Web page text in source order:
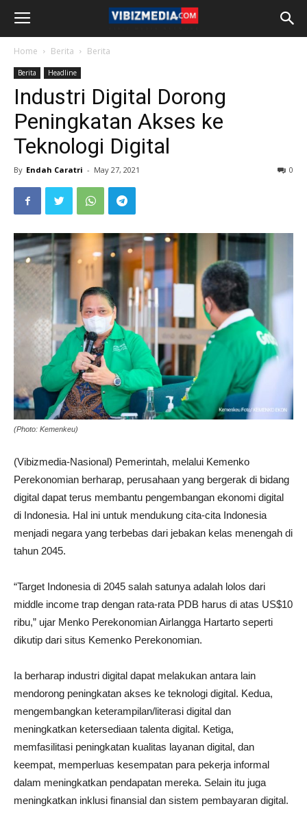
Home Berita Berita
Berita Headline
Industri Digital Dorong
Peningkatan Akses ke
Teknologi Digital
By Endah Caratri - May 27, 2021 0
(Photo: Kemenkeu)
(Vibizmedia-Nasional) Pemerintah, melalui Kemenko
Perekonomian berharap, perusahaan yang bergerak di bidang
digital dapat terus membantu pengembangan ekonomi digital
di Indonesia. Hal ini untuk mendukung cita-cita Indonesia
menjadi negara yang terbebas dari jebakan kelas menengah di
tahun 2045.
“Target Indonesia di 2045 salah satunya adalah lolos dari
middle income trap dengan rata-rata PDB harus di atas US$10
ribu,” ujar Menko Perekonomian Airlangga Hartarto seperti
dikutip dari situs Kemenko Perekonomian.
Ia berharap industri digital dapat melakukan antara lain
mendorong peningkatan akses ke teknologi digital. Kedua,
mengembangkan keterampilan/literasi digital dan
meningkatkan ketersediaan talenta digital. Ketiga,
memfasilitasi peningkatan kualitas layanan digital, dan
keempat, memperluas kesempatan para pekerja informal
dalam meningkatkan pendapatan mereka. Selain itu juga
meningkatkan inklusi finansial dan sistem pembayaran digital.